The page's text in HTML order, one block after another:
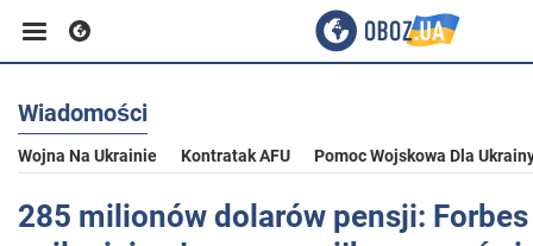
Biznes
Sport
Wiadomości
Wojna Na Ukrainie Kontratak AFU Pomoc Wojskowa Dla
285 milionów dolarów pensji: